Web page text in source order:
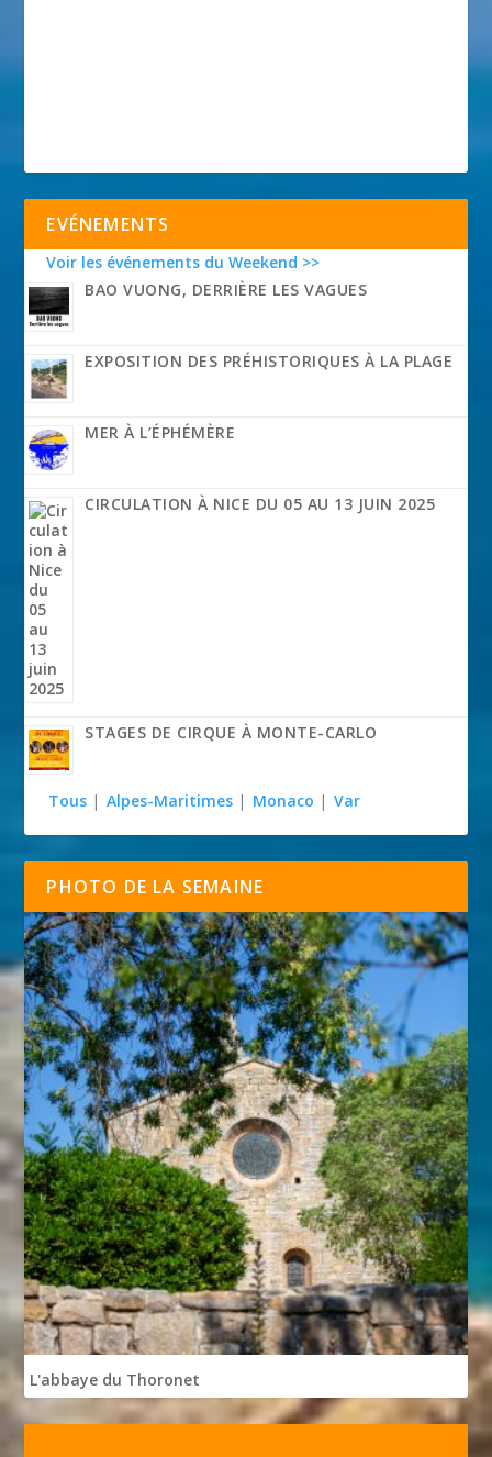
EVÉNEMENTS
Voir les événements du Weekend >>
BAO VUONG, DERRIÈRE LES VAGUES
EXPOSITION DES PRÉHISTORIQUES À LA PLAGE
MER À L’ÉPHÉMÈRE
CIRCULATION À NICE DU 05 AU 13 JUIN 2025
STAGES DE CIRQUE À MONTE-CARLO
Tous | Alpes-Maritimes | Monaco | Var
PHOTO DE LA SEMAINE
L'abbaye du Thoronet